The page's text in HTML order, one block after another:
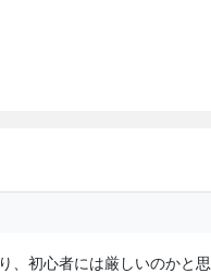
、初心者には厳しいのかと思